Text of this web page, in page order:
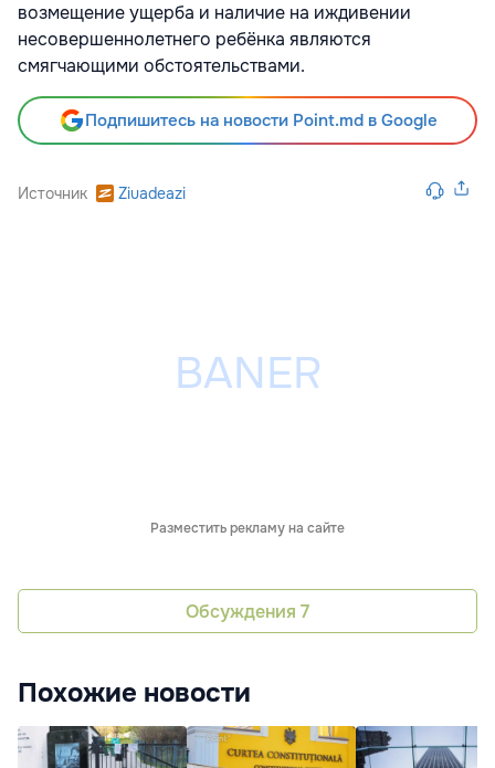
возмещение ущерба и наличие на иждивении
несовершеннолетнего ребёнка являются
смягчающими обстоятельствами.
Подпишитесь на новости Point.md в Google
Источник Ziuadeazi
Разместить рекламу на сайте
Обсуждения 7
Похожие новости